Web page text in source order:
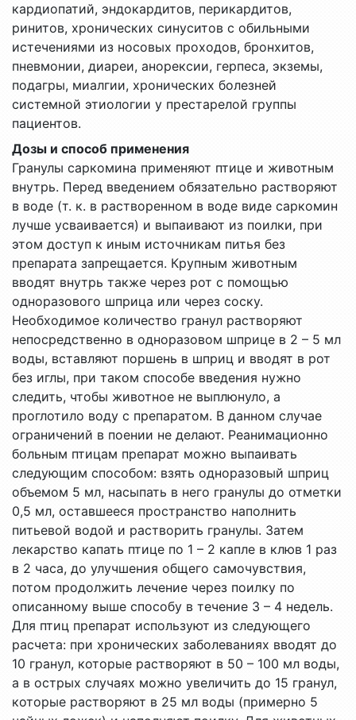
кардиопатий, эндокардитов, перикардитов,
ринитов, хронических синуситов с обильными
истечениями из носовых проходов, бронхитов,
пневмонии, диареи, анорексии, герпеса, экземы,
подагры, миалгии, хронических болезней
системной этиологии у престарелой группы
пациентов.
Дозы и способ применения
Гранулы саркомина применяют птице и животным
внутрь. Перед введением обязательно растворяют
в воде (т. к. в растворенном в воде виде саркомин
лучше усваивается) и выпаивают из поилки, при
этом доступ к иным источникам питья без
препарата запрещается. Крупным животным
вводят внутрь также через рот с помощью
одноразового шприца или через соску.
Необходимое количество гранул растворяют
непосредственно в одноразовом шприце в 2 – 5 мл
воды, вставляют поршень в шприц и вводят в рот
без иглы, при таком способе введения нужно
следить, чтобы животное не выплюнуло, а
проглотило воду с препаратом. В данном случае
ограничений в поении не делают. Реанимационно
больным птицам препарат можно выпаивать
следующим способом: взять одноразовый шприц
объемом 5 мл, насыпать в него гранулы до отметки
0,5 мл, оставшееся пространство наполнить
питьевой водой и растворить гранулы. Затем
лекарство капать птице по 1 – 2 капле в клюв 1 раз
в 2 часа, до улучшения общего самочувствия,
потом продолжить лечение через поилку по
описанному выше способу в течение 3 – 4 недель.
Для птиц препарат используют из следующего
расчета: при хронических заболеваниях вводят до
10 гранул, которые растворяют в 50 – 100 мл воды,
а в острых случаях можно увеличить до 15 гранул,
которые растворяют в 25 мл воды (примерно 5